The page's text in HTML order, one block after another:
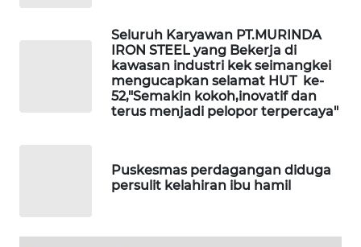
Seluruh Karyawan PT.MURINDA
IRON STEEL yang Bekerja di
kawasan industri kek seimangkei
mengucapkan selamat HUT ke-
52,"Semakin kokoh,inovatif dan
terus menjadi pelopor terpercaya"
Puskesmas perdagangan diduga
persulit kelahiran ibu hamil